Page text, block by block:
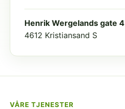
Henrik Wergelands gate 4
4612 Kristiansand S
VÅRE TJENESTER